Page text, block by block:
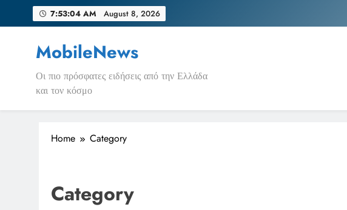
7:53:06 AM August 8, 2026
MobileNews
Οι πιο πρόσφατες ειδήσεις από την Ελλάδα
και τον κόσμο
Home Category
Category